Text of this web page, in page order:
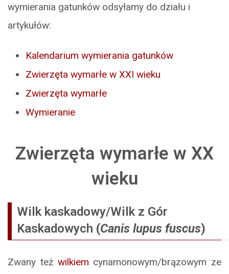
wymierania gatunków odsyłamy do działu i
artykułów:
Kalendarium wymierania gatunków
Zwierzęta wymarłe w XXI wieku
Zwierzęta wymarłe
Wymieranie
Zwierzęta wymarłe w XX
wieku
Wilk kaskadowy/Wilk z Gór
Kaskadowych (Canis lupus fuscus)
Zwany też wilkiem cynamonowym/brązowym ze